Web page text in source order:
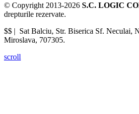
© Copyright 2013-2026 S.C. LOGIC
drepturile rezervate.
$$ | Sat Balciu, Str. Biserica Sf. Neculai,
Miroslava, 707305.
scroll